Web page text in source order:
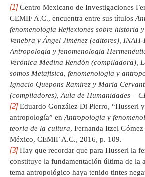
[1]Centro Mexicano de Investigaciones
CEMIF A.C., encuentra entre sus títulos
fenomenología Reflexiones sobre historia
Venebra y Ángel Jiménez (editores),
Antropología y fenomenología
Verónica Medina Rendón (compiladora),
somos Metafísica, fenomenología y
Ignacio Quepons Ramírez y María
(compiladores), Aula de Humanidades –
[2]Eduardo González Di Pierro, “Husserl
antropología” enAntropología y
teoría de la cultura, Fernanda Itzel
México, CEMIF A.C., 2016, p. 109.
[3]Hay que recordar que para Husserl la
constituye la fundamentación última de la
tema antropológico haya tenido tintes